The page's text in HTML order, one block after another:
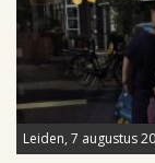
Leiden, 7 augustus